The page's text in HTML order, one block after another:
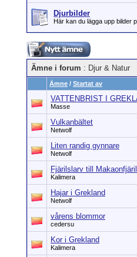
Djurbilder
Här kan du lägga upp bilder
Ämne i forum : Djur & Natur
Ämne / Startat av
VATTENBRIST I
Masse
Vulkanbältet
Netwolf
Liten randig gynnare
Netwolf
Fjärilslarv till Makaonfjäril
Kalimera
Hajar i Grekland
Netwolf
vårens blommor
cedersu
Kor i Grekland
Kalimera